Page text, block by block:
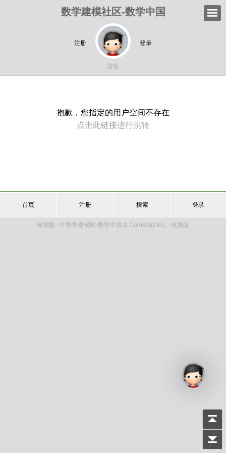
数学建模社区-数学中国
注册 登录
游客
抱歉，您指定的用户空间不存在
点击此链接进行跳转
首页 注册 搜索 登录
标准版 © 数学建模网-数学中国 & Comsenz Inc. 电脑版